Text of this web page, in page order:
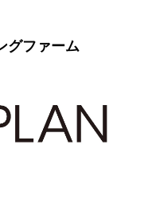
グファーム